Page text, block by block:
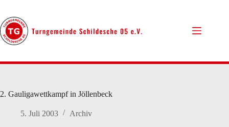
springen
2. Gauligawettkampf in Jöllenbeck
5. Juli 2003 Archiv